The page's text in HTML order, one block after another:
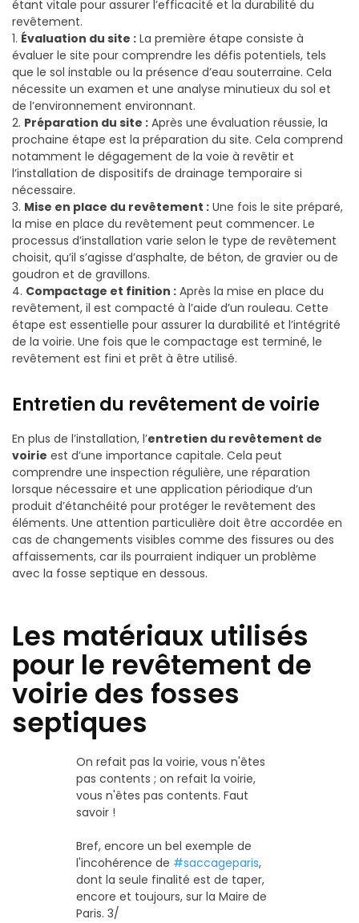
étant vitale pour assurer l’efficacité et la durabilité du
revêtement.
1. Évaluation du site : La première étape consiste à
évaluer le site pour comprendre les défis potentiels, tels
que le sol instable ou la présence d’eau souterraine. Cela
nécessite un examen et une analyse minutieux du sol et
de l’environnement environnant.
2. Préparation du site : Après une évaluation réussie, la
prochaine étape est la préparation du site. Cela comprend
notamment le dégagement de la voie à revêtir et
l’installation de dispositifs de drainage temporaire si
nécessaire.
3. Mise en place du revêtement : Une fois le site préparé,
la mise en place du revêtement peut commencer. Le
processus d’installation varie selon le type de revêtement
choisit, qu’il s’agisse d’asphalte, de béton, de gravier ou de
goudron et de gravillons.
4. Compactage et finition : Après la mise en place du
revêtement, il est compacté à l’aide d’un rouleau. Cette
étape est essentielle pour assurer la durabilité et l’intégrité
de la voirie. Une fois que le compactage est terminé, le
revêtement est fini et prêt à être utilisé.
Entretien du revêtement de voirie
En plus de l’installation, l’entretien du revêtement de
voirie est d’une importance capitale. Cela peut
comprendre une inspection régulière, une réparation
lorsque nécessaire et une application périodique d’un
produit d’étanchéité pour protéger le revêtement des
éléments. Une attention particulière doit être accordée en
cas de changements visibles comme des fissures ou des
affaissements, car ils pourraient indiquer un problème
avec la fosse septique en dessous.
Les matériaux utilisés
pour le revêtement de
voirie des fosses
septiques
On refait pas la voirie, vous n'êtes
pas contents ; on refait la voirie,
vous n'êtes pas contents. Faut
savoir !
Bref, encore un bel exemple de
l'incohérence de #saccageparis,
dont la seule finalité est de taper,
encore et toujours, sur la Maire de
Paris. 3/